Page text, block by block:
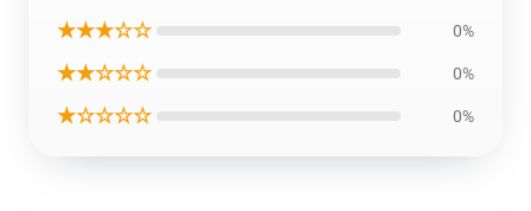
★★★☆☆ 0%
★★☆☆☆ 0%
★☆☆☆☆ 0%